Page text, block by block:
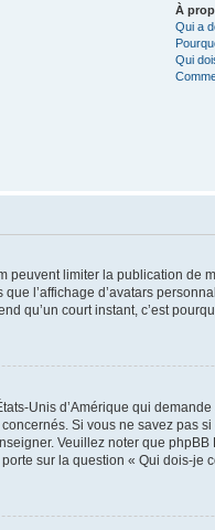
À
Qui a
Qui
peuvent limiter la publication
l’affichage d’avatars
qu’un court instant, c’est
Unis d’Amérique qui
Si vous ne savez pas
Veuillez noter que
sur la question « Qui dois-je